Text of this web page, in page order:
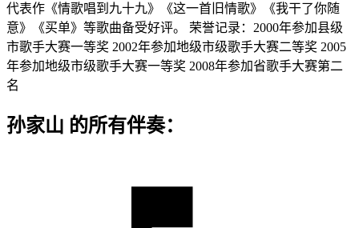
代表作《情歌唱到九十九》《这一首旧情歌》《我干了你随
意》《买单》等歌曲备受好评。 荣誉记录：2000年参加县级
市歌手大赛一等奖 2002年参加地级市级歌手大赛二等奖 2005
年参加地级市级歌手大赛一等奖 2008年参加省歌手大赛第二
名
孙家山 的所有伴奏：